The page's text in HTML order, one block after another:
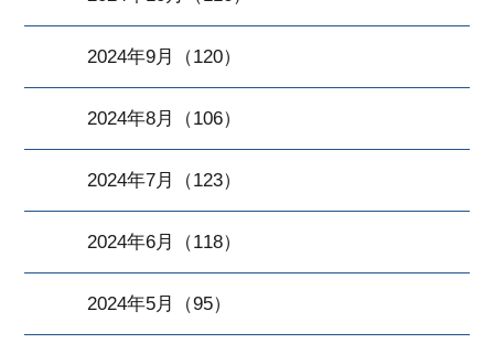
2024年9月（120）
2024年8月（106）
2024年7月（123）
2024年6月（118）
2024年5月（95）